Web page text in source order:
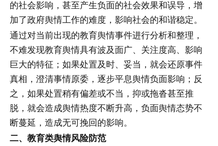
的社会影响，甚至产生负面的社会效果和误导，增
加了政府舆情工作的难度，影响社会的和谐稳定。
通过对当前出现的教育舆情事件进行分析和整理，
不难发现教育舆情具有波及面广、关注度高、影响
巨大的特征；如果处置及时、妥当，就会还原事件
真相，澄清事情原委，逐步平息舆情负面影响；反
之，如果处置稍有偏差或不当，抑或拖沓甚至推
脱，就会造成舆情热度不断升高，负面舆情态势不
断蔓延，造成无可挽回的影响。
二、教育类舆情风险防范